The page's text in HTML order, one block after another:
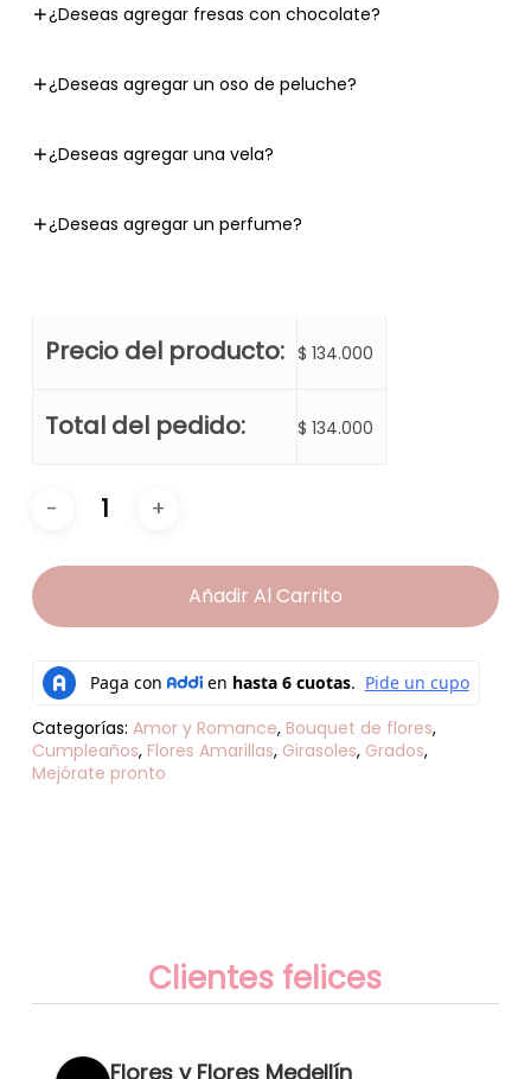
¿Deseas agregar fresas con chocolate?
¿Deseas agregar un oso de peluche?
¿Deseas agregar una vela?
¿Deseas agregar un perfume?
Precio del producto: $ 134.000
Total del pedido: $ 134.000
Añadir Al Carrito
Categorías: Amor y Romance, Bouquet de flores,
Cumpleaños, Flores Amarillas, Girasoles, Grados,
Mejórate pronto
Clientes felices
Flores y Flores Medellín